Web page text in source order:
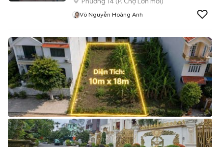
Võ Nguyễn Hoàng Anh